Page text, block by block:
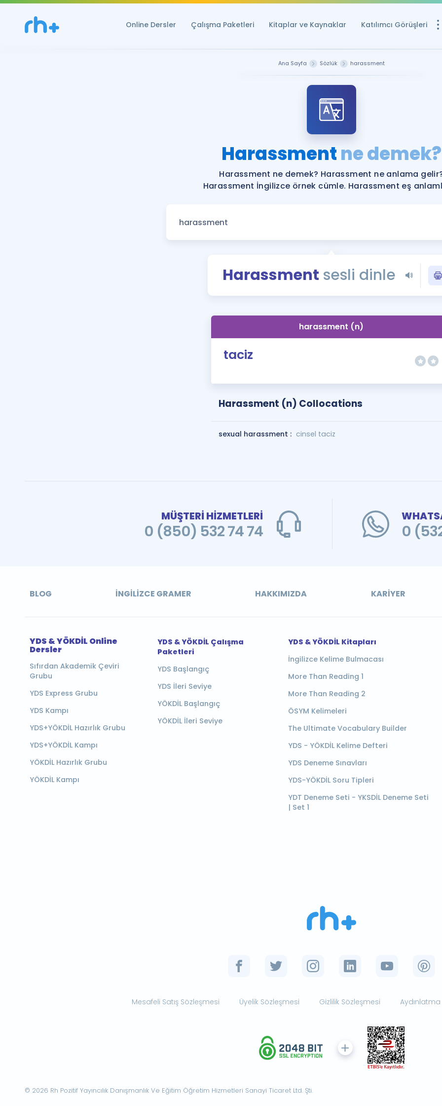
Online Dersler Çalışma Paketleri Kitaplar ve Kaynaklar Katılımcı Görüşleri
Ücretsiz
YDS ve YÖKDİL
YDS ve YÖKDİL'e
Tüm ÖSYM
Blog
YDS - YÖKDİL
İngilizce
Ana Sayfa Sözlük harassment
Harassmentne demek?
Harassment ne demek? Harassment ne anlama
Harassment İngilizce örnek cümle. Harassment eş
Harassment sesli dinle
harassment (n)
taciz
Harassment (n) Collocations
sexual harassment : cinsel taciz
MÜŞTERİ HİZMETLERİ
0 (850) 532 74 74 0
BLOG İNGILIZCE GRAMER HAKKIMIZDA KARIYER
YDS & YÖKDİL Online
Dersler
Sıfırdan Akademik Çeviri
Grubu
YDS Express Grubu
YDS Kampı
YDS+YÖKDİL Hazırlık Grubu
YDS+YÖKDİL Kampı
YÖKDİL Hazırlık Grubu
YÖKDİL Kampı
YDS & YÖKDİL Çalışma
Paketleri
YDS Başlangıç
YDS İleri Seviye
YÖKDİL Başlangıç
YÖKDİL İleri Seviye
YDS & YÖKDİL Kitapları
İngilizce Kelime Bulmacası
More Than Reading 1
More Than Reading 2
ÖSYM Kelimeleri
The Ultimate Vocabulary Builder
YDS - YÖKDİL Kelime Defteri
YDS Deneme Sınavları
YDS-YÖKDİL Soru Tipleri
YDT Deneme Seti - YKSDİL Deneme Seti
| Set 1
Mesafeli Satış Sözleşmesi Üyelik Sözleşmesi Gizlilik Sözleşmesi
© 2026 Rh Pozitif Yayıncılık Danışmanlık Ve Eğitim Öğretim Hizmetleri Sanayi Ticaret Ltd. Şti.